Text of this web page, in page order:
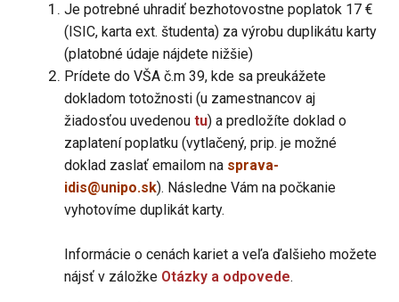
Je potrebné uhradiť bezhotovostne poplatok 17 €
(ISIC, karta ext. študenta) za výrobu duplikátu karty
(platobné údaje nájdete nižšie)
Prídete do VŠA č.m 39, kde sa preukážete
dokladom totožnosti (u zamestnancov aj
žiadosťou uvedenou tu) a predložíte doklad o
zaplatení poplatku (vytlačený, prip. je možné
doklad zaslať emailom na sprava-
idis@unipo.sk). Následne Vám na počkanie
vyhotovíme duplikát karty.
Informácie o cenách kariet a veľa ďalšieho možete
nájsť v záložke Otázky a odpovede.